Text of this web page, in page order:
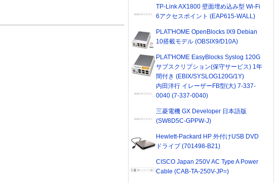
TP-Link AX1800 壁面埋め込み型 Wi-Fi
6アクセスポイント (EAP615-WALL)
PLAT'HOME OpenBlocks IX9 Debian
10搭載モデル (OBSIX9/D10A)
PLAT'HOME EasyBlocks Syslog 120G
サブスクリプション(保守サービス) 1年
間付き (EBIX/SYSLOG120G/1Y)
内田洋行 イレーザーFB型(大) 7-337-
0040 (7-337-0040)
三菱電機 GX Developer 日本語版
(SW8D5C-GPPW-J)
Hewlett-Packard HP 外付けUSB DVD
ドライブ (701498-B21)
CISCO Japan 250V AC Type A Power
Cable (CAB-TA-250V-JP=)